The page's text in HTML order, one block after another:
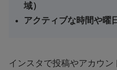
域）
アクティブな時間や曜
インスタで投稿やアカウン